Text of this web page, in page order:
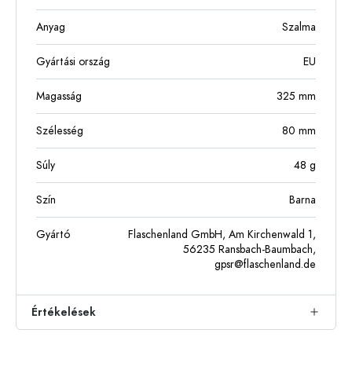
Anyag Szalma
Gyártási ország EU
Magasság 325 mm
Szélesség 80 mm
Súly 48 g
Szín Barna
Gyártó
Flaschenland GmbH, Am Kirchenwald 1,
56235 Ransbach-Baumbach,
gpsr@flaschenland.de
Értékelések